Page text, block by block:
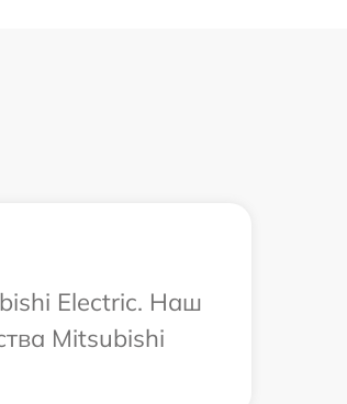
Electric. Наш
Mitsubishi